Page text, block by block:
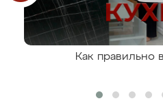
Как правильно